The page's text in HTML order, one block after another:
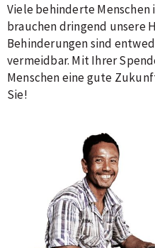
Viele behinderte
brauchen dringend unsere
Behinderungen sind
vermeidbar. Mit Ihrer
Menschen eine gute
Sie!